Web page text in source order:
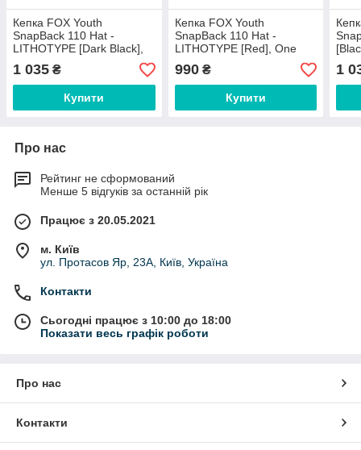
Кепка FOX Youth
SnapBack 110 Hat -
LITHOTYPE [Dark Black],
One Size
1 035 ₴
Купити
Кепка FOX Youth
SnapBack 110 Hat -
LITHOTYPE [Red], One
Size
990₴
Купити
1
Про нас
Рейтинг не сформований
Менше 5 відгуків за останній рік
Працює з 20.05.2021
м. Київ
ул. Протасов Яр, 23А, Київ, Україна
Контакти
Сьогодні працює з 10:00 до 18:00
Показати весь графік роботи
Про нас
Контакти